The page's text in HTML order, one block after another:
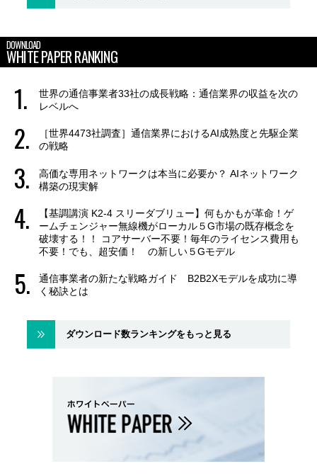
DOWNLOAD
WHITE PAPER RANKING
世界の通信事業者33社の成長戦略：通信業界の収益を次の
レベルへ
［世界4473社調査］通信業界におけるAI成熟度と先駆企業
の戦略
高価な専用ネットワークは本当に必要か？ AIネットワーク
構築の現実解
【基調講演 K2-4 スリーダブリュー】何もかもが革命！ゲ
ームチェンジャー無線機がローカル５G市場の既存概念を
破壊する！！ コアサーバー不要！毎年のライセンス費用も
不要！でも、超安価！ の新しい５Gモデル
通信事業者の新たな戦略ガイド B2B2Xモデルを成功に導
く秘訣とは
ダウンロード数ランキングをもっと見る